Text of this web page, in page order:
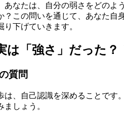
あなたは、自分の弱さをどの
？この問いを通じて、あなた
下げていきます。
「強さ」だった？
質問
、自己認識を深めることで
しょう。